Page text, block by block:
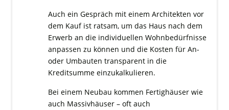
Auch ein Gespräch mit einem Architekten vor
dem Kauf ist ratsam, um das Haus nach dem
Erwerb an die individuellen Wohnbedürfnisse
anpassen zu können und die Kosten für An-
oder Umbauten transparent in die
Kreditsumme einzukalkulieren.
Bei einem Neubau kommen Fertighäuser wie
auch Massivhäuser – oft auch